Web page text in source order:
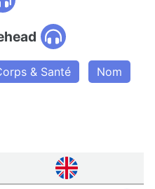
& Santé
Nom